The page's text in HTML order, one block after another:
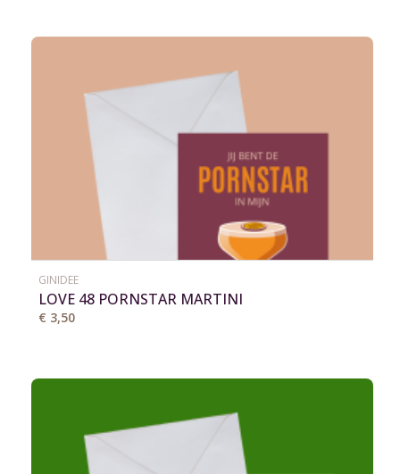
GINIDEE
LOVE 48 PORNSTAR MARTINI
€ 3,50